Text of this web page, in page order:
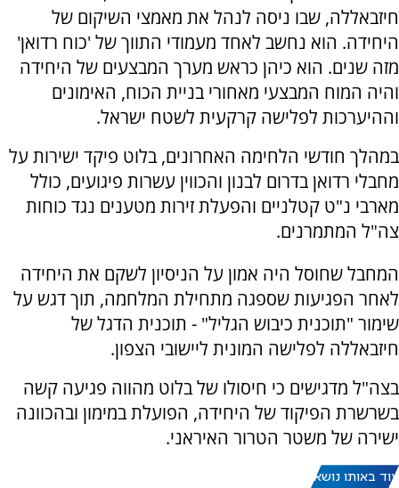
חיזבאללה, שבו ניסה לנהל את מאמצי השיקום של
היחידה. הוא נחשב לאחד מעמודי התווך של 'כוח רדואן'
מזה שנים. הוא כיהן כראש מערך המבצעים של היחידה
והיה המוח המבצעי מאחורי בניית הכוח, האימונים
וההיערכות לפלישה קרקעית לשטח ישראל.
במהלך חודשי הלחימה האחרונים, בלוט פיקד ישירות על
מחבלי רדואן בדרום לבנון והכווין עשרות פיגועים, כולל
מארבי נ"ט קטלניים והפעלת זירות מטענים נגד כוחות
צה"ל המתמרנים.
המחבל שחוסל היה אמון על הניסיון לשקם את היחידה
לאחר הפגיעות שספגה מתחילת המלחמה, תוך דגש על
שימור "תוכנית כיבוש הגליל" - תוכנית הדגל של
חיזבאללה לפלישה המונית ליישובי הצפון.
בצה"ל מדגישים כי חיסולו של בלוט מהווה פגיעה קשה
בשרשרת הפיקוד של היחידה, הפועלת במימון ובהכוונה
ישירה של משטר הטרור האיראני.
עוד באותו נושא: